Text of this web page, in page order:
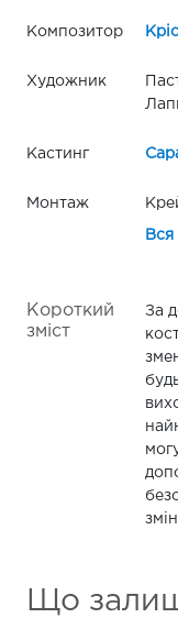
Композитор
Художник
Кастинг
Монтаж
Короткий
зміст
За
Що